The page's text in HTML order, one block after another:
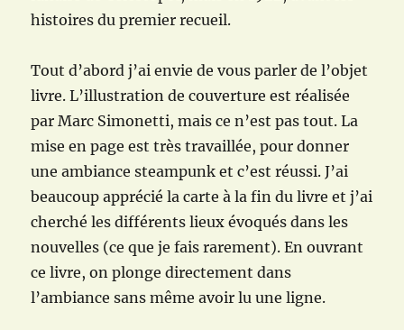
histoires du premier recueil.
Tout d’abord j’ai envie de vous parler de l’objet
livre. L’illustration de couverture est réalisée
par Marc Simonetti, mais ce n’est pas tout. La
mise en page est très travaillée, pour donner
une ambiance steampunk et c’est réussi. J’ai
beaucoup apprécié la carte à la fin du livre et j’ai
cherché les différents lieux évoqués dans les
nouvelles (ce que je fais rarement). En ouvrant
ce livre, on plonge directement dans
l’ambiance sans même avoir lu une ligne.